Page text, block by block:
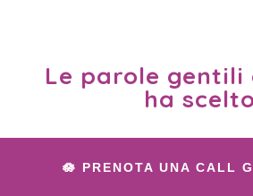
Le parole gentili
ha scelto
🪷 PRENOTA UNA CALL